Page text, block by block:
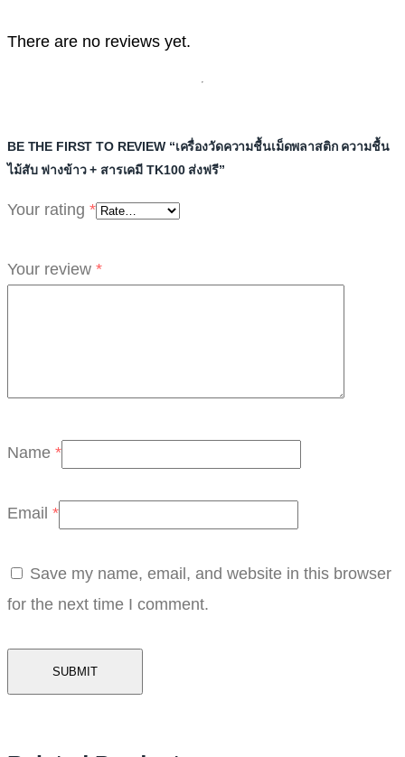
There are no reviews yet.
BE THE FIRST TO REVIEW “เครื่องวัดความชื้นเม็ดพลาสติก ความชื้น
ไม้สับ ฟางข้าว + สารเคมี TK100 ส่งฟรี”
Your rating *
Your review *
Name *
Email *
Save my name, email, and website in this browser
for the next time I comment.